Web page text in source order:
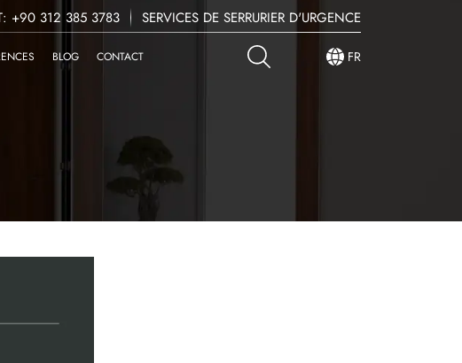
+90 312 385 3783 SERVICES DE SERRURIER D'URGENCE
BLOG CONTACT FR